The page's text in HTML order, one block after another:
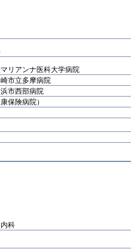
リアンナ医科大学病院
市立多摩病院
市西部病院
保険病院）
科